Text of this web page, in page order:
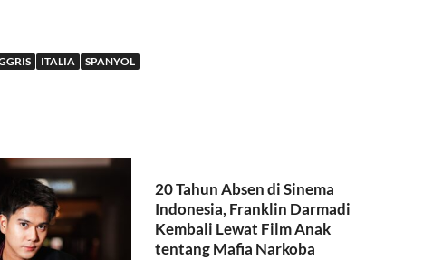
ITALIA SPANYOL
20 Tahun Absen di Sinema
Indonesia, Franklin Darmadi
Kembali Lewat Film Anak
tentang Mafia Narkoba